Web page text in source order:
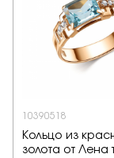
10390518
Кольцо из
золота от Лена
Заказать
политики